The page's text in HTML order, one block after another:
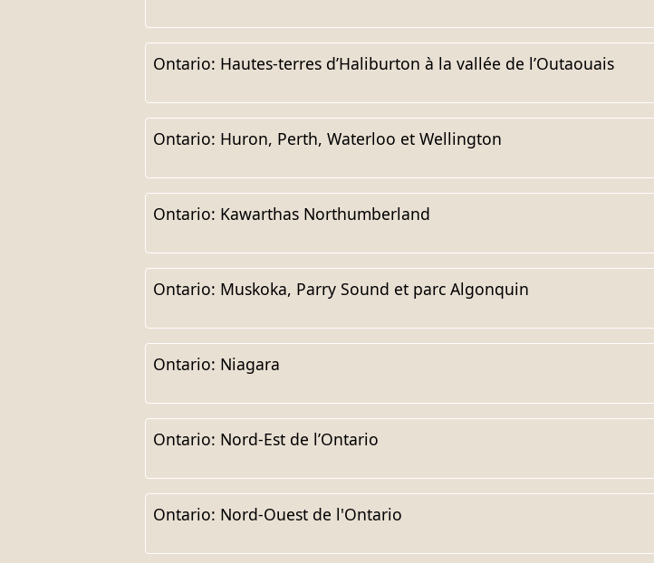
Ontario: Hautes-terres d’Haliburton à la vallée de l’Outaouais
Ontario: Huron, Perth, Waterloo et Wellington
Ontario: Kawarthas Northumberland
Ontario: Muskoka, Parry Sound et parc Algonquin
Ontario: Niagara
Ontario: Nord-Est de l’Ontario
Ontario: Nord-Ouest de l'Ontario